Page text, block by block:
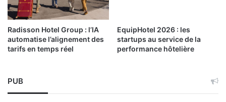
Radisson Hotel Group : l’IA
automatise l’alignement des
tarifs en temps réel
EquipHotel 2026 : les
startups au service de la
performance hôtelière
PUB